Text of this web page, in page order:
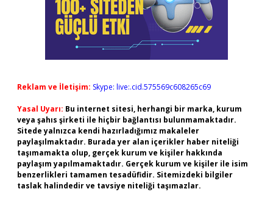
Reklam ve İletişim: Skype: live:.cid.575569c608265c69
Yasal Uyarı: Bu internet sitesi, herhangi bir marka, kurum
veya şahıs şirketi ile hiçbir bağlantısı bulunmamaktadır.
Sitede yalnızca kendi hazırladığımız makaleler
paylaşılmaktadır. Burada yer alan içerikler haber niteliği
taşımamakta olup, gerçek kurum ve kişiler hakkında
paylaşım yapılmamaktadır. Gerçek kurum ve kişiler ile isim
benzerlikleri tamamen tesadüfidir. Sitemizdeki bilgiler
taslak halindedir ve tavsiye niteliği taşımazlar.